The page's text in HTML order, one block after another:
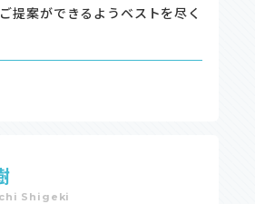
提案ができるようベストを尽く
Shigeki